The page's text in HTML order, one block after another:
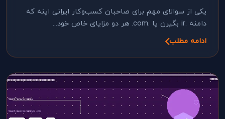
یکی از سوالای مهم برای صاحبان کسب‌وکار ایرانی اینه که
دامنه .ir بگیرن یا .com. هر دو مزایای خاص خود...
ادامه مطلب